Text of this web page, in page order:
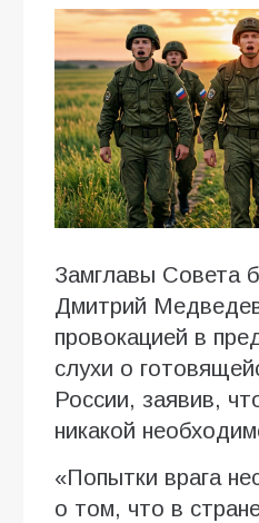
Замглавы Совета
Дмитрий
провокацией в
слухи о
России, заявив,
никакой
«Попытки врага
о том, что в